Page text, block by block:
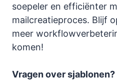
soepeler en efficiënter
mailcreatieproces. Blijf
meer
komen!
Vragen over sjablonen?